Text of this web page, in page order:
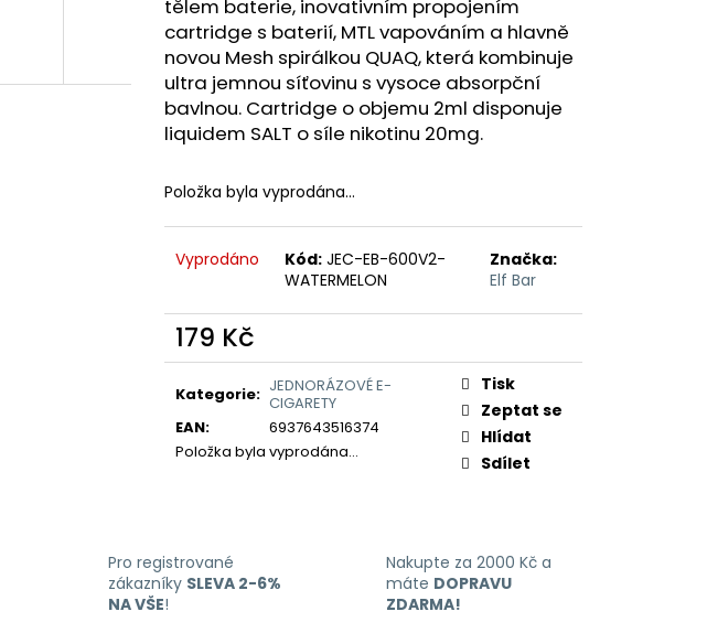
tělem baterie, inovativním propojením
cartridge s baterií, MTL vapováním a hlavně
novou Mesh spirálkou QUAQ, která kombinuje
ultra jemnou síťovinu s vysoce absorpční
bavlnou. Cartridge o objemu 2ml disponuje
liquidem SALT o síle nikotinu 20mg.
Položka byla vyprodána…
Vyprodáno Kód: JEC-EB-600V2-
WATERMELON
Značka:
Elf Bar
179 Kč
Měrná
Kategorie: JEDNORÁZOVÉ E-
CIGARETY
EAN:
6937643516374
Položka byla vyprodána…
Tisk
Zeptat se
Hlídat
Sdílet
Pro registrované
zákazníky SLEVA 2-6%
NA VŠE!
Nakupte za 2000 Kč a
máte DOPRAVU
ZDARMA!
LIQUID LIQUA AMERICAN BLEND 10ML-
6MG (AMERICKÝ MÍCHANÝ TABÁK)